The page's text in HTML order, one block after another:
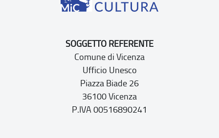
SOGGETTO REFERENTE
Comune di Vicenza
Ufficio Unesco
Piazza Biade 26
36100 Vicenza
P.IVA 00516890241